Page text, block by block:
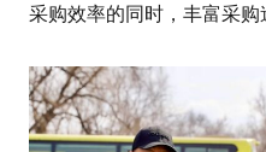
采购效率的同时，丰富采购